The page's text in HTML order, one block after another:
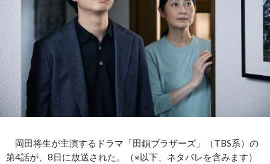
岡田将生が主演するドラマ「田鎖ブラザーズ」（TBS系）の
第4話が、8日に放送された。（※以下、ネタバレを含みます）